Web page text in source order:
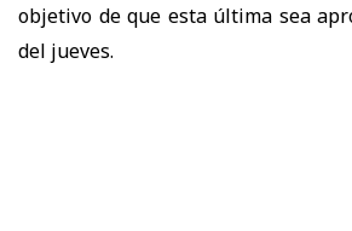
objetivo de que esta última sea
del jueves.